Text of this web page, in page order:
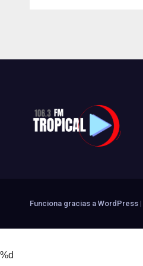
Funciona gracias a WordPress |
%d